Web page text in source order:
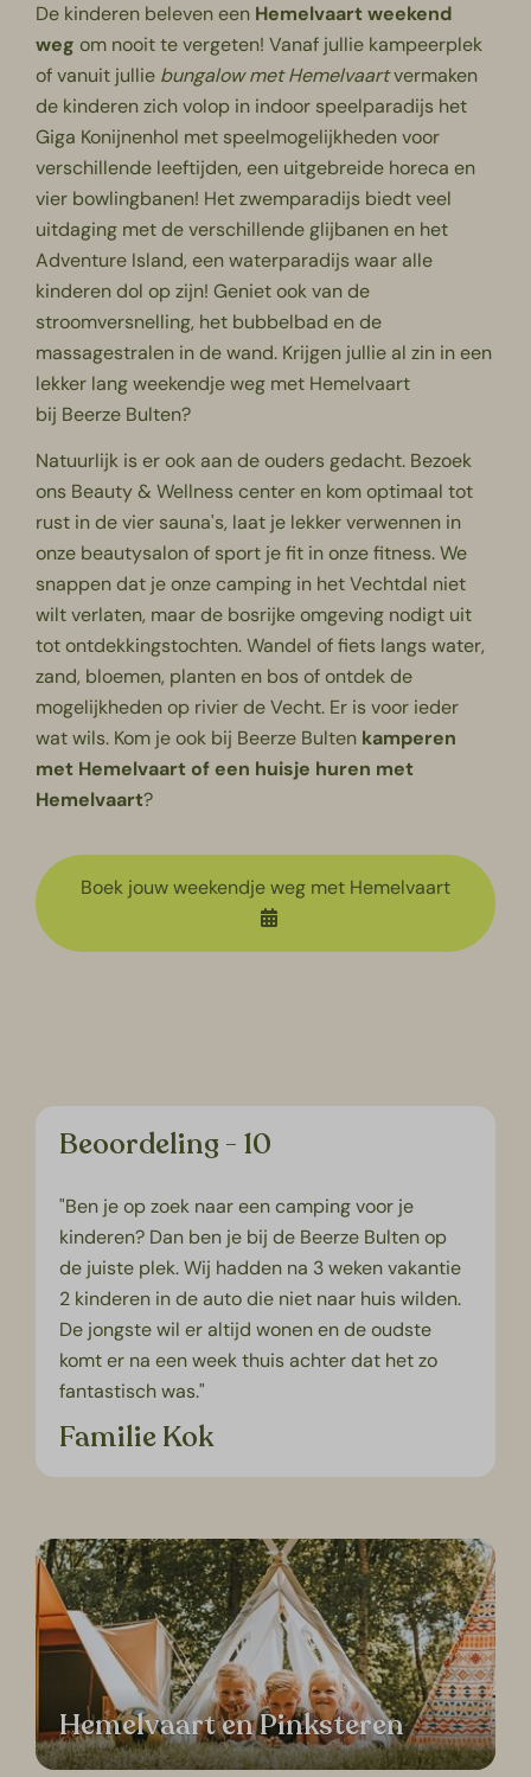
De kinderen beleven een Hemelvaart weekend
weg om nooit te vergeten! Vanaf jullie kampeerplek
of vanuit jullie bungalow met Hemelvaartvermaken
de kinderen zich volop in indoor speelparadijs het
Giga Konijnenhol met speelmogelijkheden voor
verschillende leeftijden, een uitgebreide horeca en
vier bowlingbanen! Hetzwemparadijs biedt veel
uitdaging met de verschillende glijbanen en het
Adventure Island, een waterparadijs waar alle
kinderen dol op zijn! Geniet ook van de
stroomversnelling, het bubbelbad en de
massagestralen in de wand. Krijgen jullie al zin in een
lekker lang weekendje weg met Hemelvaart
bij Beerze Bulten?
Natuurlijk is er ook aan de ouders gedacht. Bezoek
ons Beauty & Wellness center en kom optimaal tot
rust in de vier sauna's, laat je lekker verwennen in
onze beautysalon of sport je fit in onze fitness. We
snappen dat je onze camping in het Vechtdal niet
wilt verlaten, maar de bosrijke omgeving nodigt uit
tot ontdekkingstochten. Wandel of fiets langs water,
zand, bloemen, planten en bos of ontdek de
mogelijkheden op rivier de Vecht. Er is voor ieder
wat wils. Kom je ook bij Beerze Bulten kamperen
met Hemelvaart of een huisje huren met
Hemelvaart?
Boek jouw weekendje weg met Hemelvaart
Beoordeling - 10
"Ben je op zoek naar een camping voor je
kinderen? Dan ben je bij de Beerze Bulten op
de juiste plek. Wij hadden na 3 weken vakantie
2 kinderen in de auto die niet naar huis wilden.
De jongste wil er altijd wonen en de oudste
komt er na een week thuis achter dat het zo
fantastisch was."
Familie Kok
Hemelvaart en Pinksteren